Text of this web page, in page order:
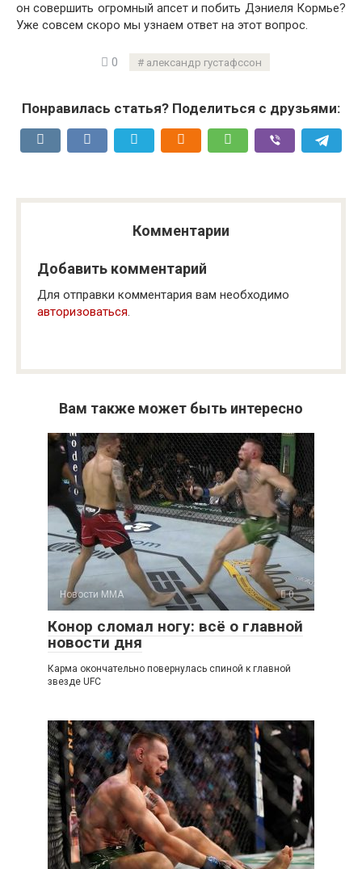
он совершить огромный апсет и побить Дэниеля Кормье?
Уже совсем скоро мы узнаем ответ на этот вопрос.
0 александр густафссон
Понравилась статья? Поделиться с друзьями:
Комментарии
Добавить комментарий
Для отправки комментария вам необходимо
авторизоваться.
Вам также может быть интересно
Новости ММА 0
Конор сломал ногу: всё о главной
новости дня
Карма окончательно повернулась спиной к главной
звезде UFC